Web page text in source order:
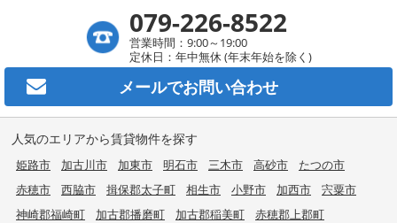
079-226-8522
営業時間：9:00～19:00
定休日：年中無休 (年末年始を除く)
メールでお問い合わせ
人気のエリアから賃貸物件を探す
姫路市 加古川市 加東市 明石市 三木市 高砂市
たつの市
赤穂市
西脇市 揖保郡太子町 相生市 小野市 加西市
宍粟市
神崎郡福崎町
加古郡播磨町 加古郡稲美町
赤穂郡上郡町